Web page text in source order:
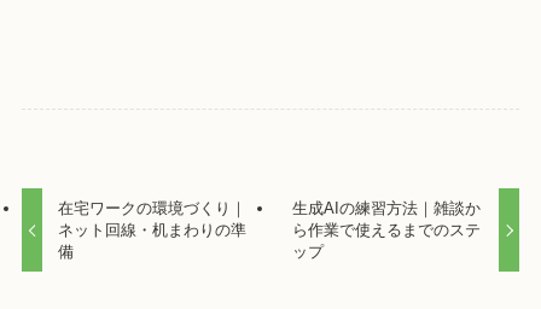
在宅ワークの環境づくり｜
ネット回線・机まわりの準
備
生成AIの練習方法｜雑談か
ら作業で使えるまでのステ
ップ